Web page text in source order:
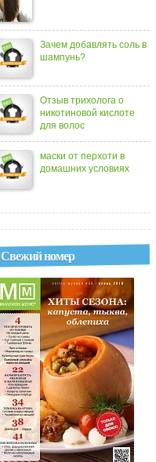
Зачем добавлять соль в
шампунь?
Отзыв трихолога о
никотиновой кислоте
для волос
маски от перхоти в
домашних условиях
Свежий номер